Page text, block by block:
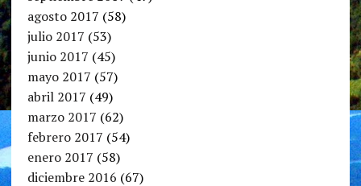
agosto 2017 (58)
julio 2017 (53)
junio 2017 (45)
mayo 2017 (57)
abril 2017 (49)
marzo 2017 (62)
febrero 2017 (54)
enero 2017 (58)
diciembre 2016 (67)